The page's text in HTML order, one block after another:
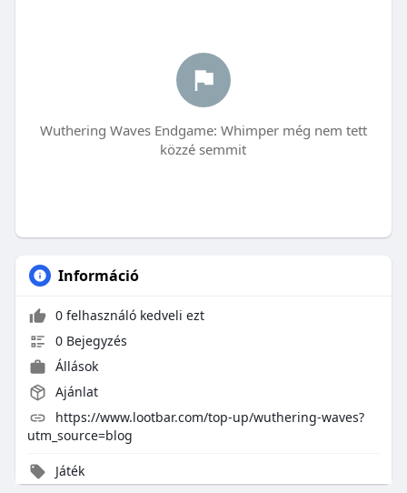
Wuthering Waves Endgame: Whimper még nem tett
közzé semmit
Információ
0 felhasználó kedveli ezt
0 Bejegyzés
Állások
Ajánlat
https://www.lootbar.com/top-up/wuthering-waves?
utm_source=blog
Játék